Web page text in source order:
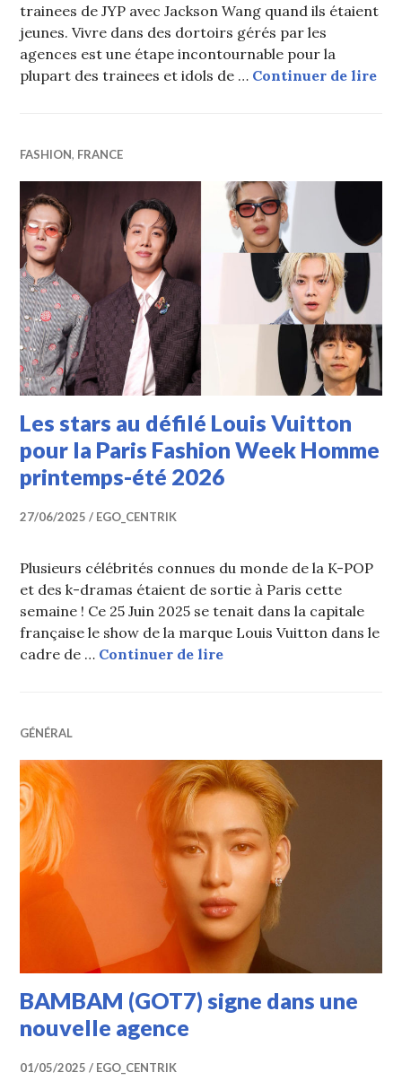
trainees de JYP avec Jackson Wang quand ils étaient
jeunes. Vivre dans des dortoirs gérés par les
agences est une étape incontournable pour la
plupart des trainees et idols de … Continuer de lire
FASHION, FRANCE
Les stars au défilé Louis Vuitton
pour la Paris Fashion Week Homme
printemps-été 2026
27/06/2025 EGO_CENTRIK
Plusieurs célébrités connues du monde de la K-POP
et des k-dramas étaient de sortie à Paris cette
semaine ! Ce 25 Juin 2025 se tenait dans la capitale
française le show de la marque Louis Vuitton dans le
cadre de … Continuer de lireLes stars au défilé
GÉNÉRAL
BAMBAM (GOT7) signe dans une
nouvelle agence
01/05/2025 EGO_CENTRIK